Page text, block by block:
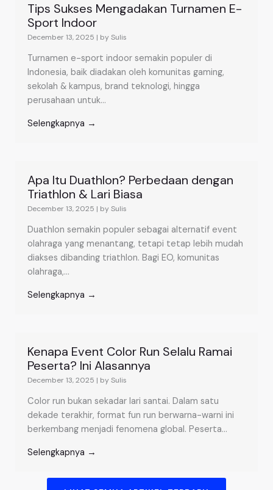
Tips Sukses Mengadakan Turnamen E-
Sport Indoor
December 13, 2025 | by Sulis
Turnamen e-sport indoor semakin populer di
Indonesia, baik diadakan oleh komunitas gaming,
sekolah & kampus, brand teknologi, hingga
perusahaan untuk...
Selengkapnya →
Apa Itu Duathlon? Perbedaan dengan
Triathlon & Lari Biasa
December 13, 2025 | by Sulis
Duathlon semakin populer sebagai alternatif event
olahraga yang menantang, tetapi tetap lebih mudah
diakses dibanding triathlon. Bagi EO, komunitas
olahraga,...
Selengkapnya →
Kenapa Event Color Run Selalu Ramai
Peserta? Ini Alasannya
December 13, 2025 | by Sulis
Color run bukan sekadar lari santai. Dalam satu
dekade terakhir, format fun run berwarna-warni ini
berkembang menjadi fenomena global. Peserta...
Selengkapnya →